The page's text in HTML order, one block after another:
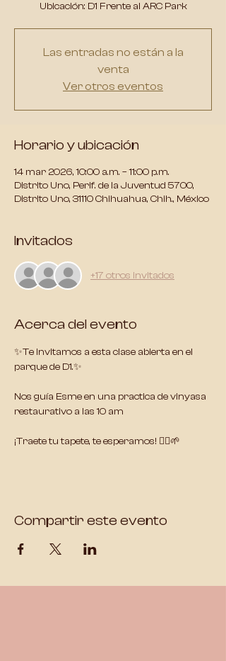
Ubicación: D1 Frente al ARC Park
Las entradas no están a la
venta
Ver otros eventos
Horario y ubicación
14 mar 2026, 10:00 a.m. – 11:00 p.m.
Distrito Uno, Perif. de la Juventud 5700,
Distrito Uno, 31110 Chihuahua, Chih., México
Invitados
+17 otros invitados
Acerca del evento
✨Te invitamos a esta clase abierta en el
parque de D1.✨
Nos guía Esme en una practica de vinyasa
restaurativo a las 10 am
¡Traete tu tapete, te esperamos! 🧘‍♀️🌱
Compartir este evento